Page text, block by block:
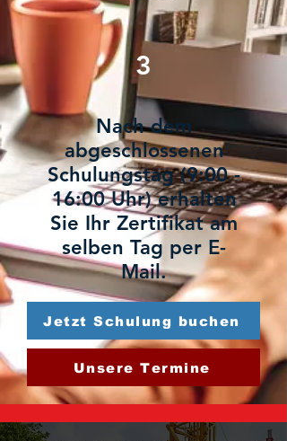
3
Nach dem
abgeschlossenen
Schulungstag (9:00 -
16:00 Uhr) erhalten
Sie Ihr Zertifikat am
selben Tag per E-
Mail.
Jetzt Schulung buchen
Unsere Termine